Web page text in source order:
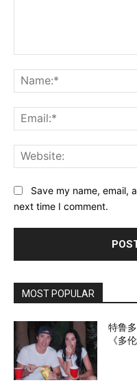
Save my name, email,
next time I comment.
MOST POPULAR
特鲁
《多